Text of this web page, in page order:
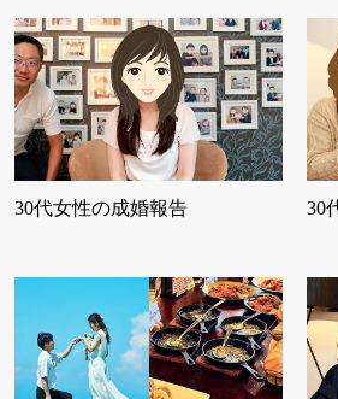
30代女性の成婚報告 30